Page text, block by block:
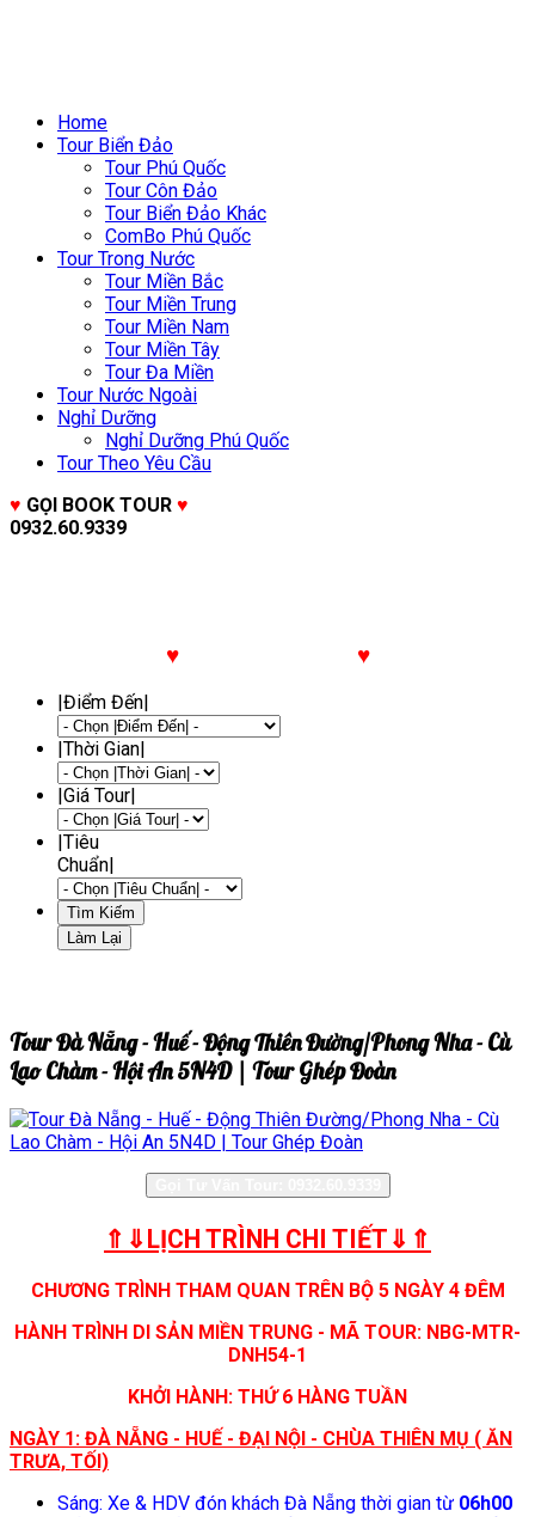
Home
Tour Biển Đảo
Tour Phú Quốc
Tour Côn Đảo
Tour Biển Đảo Khác
ComBo Phú Quốc
Tour Trong Nước
Tour Miền Bắc
Tour Miền Trung
Tour Miền Nam
Tour Miền Tây
Tour Đa Miền
Tour Nước Ngoài
Nghỉ Dưỡng
Nghỉ Dưỡng Phú Quốc
Tour Theo Yêu Cầu
♥ GỌI BOOK TOUR ♥
0932.60.9339
♥Chọn Tour Yêu Thích ♥
|Điểm Đến|
|Thời Gian|
|Giá Tour|
|Tiêu
Chuẩn|
Tour Đà Nẵng - Huế - Động Thiên Đường/Phong Nha - Cù
Lao Chàm - Hội An 5N4D | Tour Ghép Đoàn
⇑⇓LỊCH TRÌNH CHI TIẾT⇓⇑
CHƯƠNG TRÌNH THAM QUAN TRÊN BỘ 5 NGÀY 4 ĐÊM
HÀNH TRÌNH DI SẢN MIỀN TRUNG - MÃ TOUR: NBG-MTR-
DNH54-1
KHỞI HÀNH: THỨ 6 HÀNG TUẦN
NGÀY 1: ĐÀ NẴNG - HUẾ - ĐẠI NỘI - CHÙA THIÊN MỤ ( ĂN
TRƯA, TỐI)
Sáng: Xe & HDV đón khách Đà Nẵng thời gian từ 06h00